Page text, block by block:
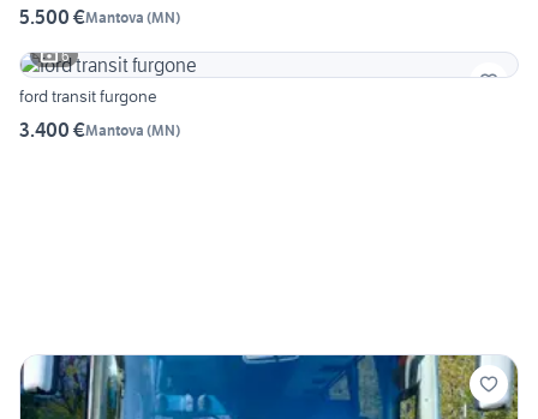
5.500 €Mantova (MN)
6
ford transit furgone
3.400 €Mantova (MN)